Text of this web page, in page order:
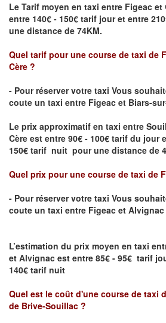
Le Tarif moyen en taxi entre Figeac
entre 140€ - 150€ tarif jour et entre
une distance de 74KM.
Quel tarif pour une course de taxi de
Cère ?
- Pour réserver votre taxi Vous
coute un taxi entre Figeac et Biars-
Le prix approximatif en taxi entre
Cère est entre 90€ - 100€ tarif du jour
150€ tarif nuit pour une distance de
Quel prix pour une course de taxi de
- Pour réserver votre taxi Vous
coute un taxi entre Figeac et Alvignac
L’estimation du prix moyen en taxi
et Alvignac est entre 85€ - 95€ tarif
140€ tarif nuit
Quel est le coût d'une course de taxi
de Brive-Souillac ?